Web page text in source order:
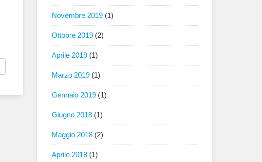
Novembre 2019 (1)
Ottobre 2019 (2)
Aprile 2019 (1)
Marzo 2019 (1)
Gennaio 2019 (1)
Giugno 2018 (1)
Maggio 2018 (2)
Aprile 2018 (1)